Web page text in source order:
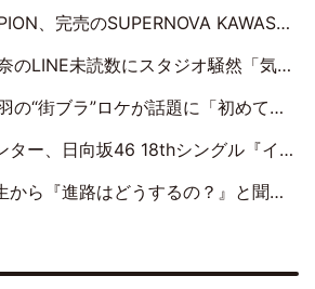
KAWASAKIで沸いた“着席型LIVE” 『BASE Live #16』昼公演リポート
数にスタジオ騒然「気付かないうちに溜まってる、みたいな」
が話題に「初めてちゃんと埼玉の方とお話した」にMCもツッコミ
坂46 18thシングル『イチャイチャ虫』新ビジュアル公開
は……』とXのトレンドで1位になっているスマホを見せました」【日向坂46『五期生LIVE』開催記念 五期生“変革”ドキュメンタリー③】